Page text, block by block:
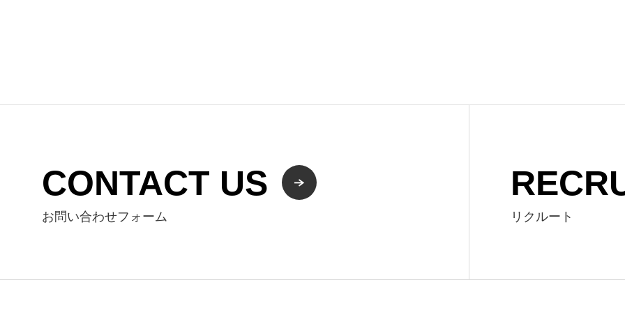
CONTACT US
お問い合わせフォーム リクルート